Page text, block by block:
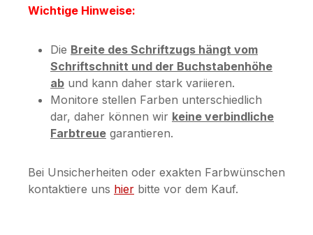
Wichtige Hinweise:
Die Breite des Schriftzugs hängt vom
Schriftschnitt und der Buchstabenhöhe
ab und kann daher stark variieren.
Monitore stellen Farben unterschiedlich
dar, daher können wir keine verbindliche
Farbtreue garantieren.
Bei Unsicherheiten oder exakten Farbwünschen
kontaktiere uns hier bitte vor dem Kauf.